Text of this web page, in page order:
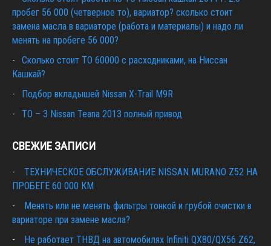
пробег 56 000 (четверное то), вариатор? сколько стоит
замена масла в вариаторе (работа и материалы) и надо ли
менять на пробеге 56 000?
Сколько стоит ТО 60000 с расходниками, на Ниссан
Кашкай?
Подбор вкладышей Nissan X-Trail M9R
ТО – 3 Nissan Teana 2013 полный привод
СВЕЖИЕ ЗАПИСИ
ТЕХНИЧЕСКОЕ ОБСЛУЖИВАНИЕ NISSAN MURANO Z52 НА
ПРОБЕГЕ 60 000 КМ
Менять или не менять фильтры тонкой и грубой очистки в
вариаторе при замене масла?
Не работает ТНВД на автомобилях Infiniti QX80/QX56 Z62,